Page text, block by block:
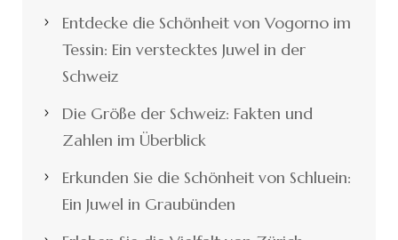
Entdecke die Schönheit von Vogorno im
Tessin: Ein verstecktes Juwel in der
Schweiz
Die Größe der Schweiz: Fakten und
Zahlen im Überblick
Erkunden Sie die Schönheit von Schluein:
Ein Juwel in Graubünden